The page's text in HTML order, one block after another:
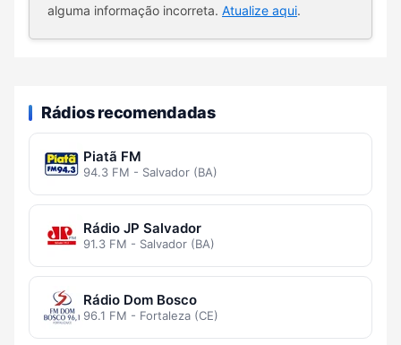
alguma informação incorreta. Atualize aqui.
Rádios recomendadas
Piatã FM
94.3 FM - Salvador (BA)
Rádio JP Salvador
91.3 FM - Salvador (BA)
Rádio Dom Bosco
96.1 FM - Fortaleza (CE)